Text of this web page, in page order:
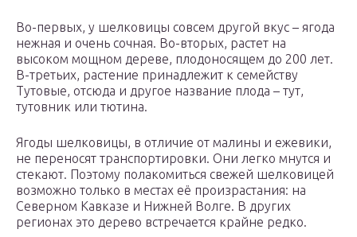
Во-первых, у шелковицы совсем другой вкус – ягода
нежная и очень сочная. Во-вторых, растет на
высоком мощном дереве, плодоносящем до 200 лет.
В-третьих, растение принадлежит к семейству
Тутовые, отсюда и другое название плода – тут,
тутовник или тютина.
Ягоды шелковицы, в отличие от малины и ежевики,
не переносят транспортировки. Они легко мнутся и
стекают. Поэтому полакомиться свежей шелковицей
возможно только в местах её произрастания: на
Северном Кавказе и Нижней Волге. В других
регионах это дерево встречается крайне редко.